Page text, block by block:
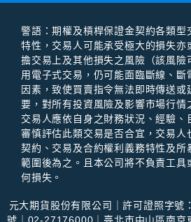
警語：期權及槓桿保證⾦契約各類型
特性，交易⼈可能承受極⼤的損失亦
擔交易上及其他損失之風險（該風險
⽤電⼦式交易，仍可能⾯臨斷線、斷
因素，致使買賣指令無法即時傳送或
要，對所有投資風險及影響市場⾏情
交易⼈應依⾃⾝之財務狀況、經驗、
審慎評估此類交易是否合宜，交易⼈
契約、交易及合約權利義務特性及所
範圍後為之。且本公司將不負責⼯具
何損失。
元大期貨股份有限公司｜許可證照字號